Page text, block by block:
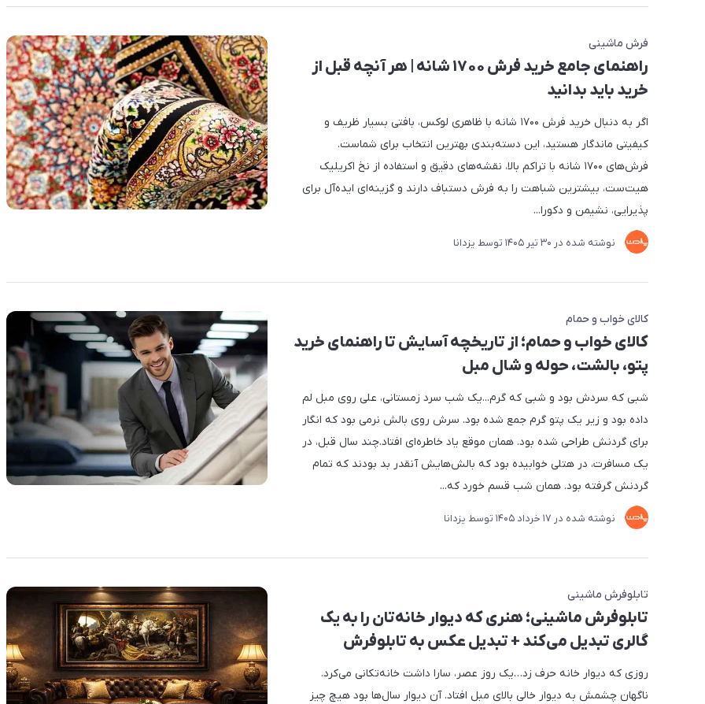
فرش ماشینی
راهنمای جامع خرید فرش ۱۷۰۰ شانه | هر آنچه قبل از
خرید باید بدانید
اگر به دنبال خرید فرش ۱۷۰۰ شانه با ظاهری لوکس، بافتی بسیار ظریف و
کیفیتی ماندگار هستید، این دسته‌بندی بهترین انتخاب برای شماست.
فرش‌های ۱۷۰۰ شانه با تراکم بالا، نقشه‌های دقیق و استفاده از نخ اکریلیک
هیت‌ست، بیشترین شباهت را به فرش دستباف دارند و گزینه‌ای ایده‌آل برای
پذیرایی، نشیمن و دکورا...
نوشته شده در 30 تير 1405 توسط یزدانا
کالای خواب و حمام
کالای خواب و حمام؛ از تاریخچه آسایش تا راهنمای خرید
پتو، بالشت، حوله و شال مبل
شبی که سردش بود و شبی که گرم...یک شب سرد زمستانی، علی روی مبل لم
داده بود و زیر یک پتو گرم جمع شده بود. سرش روی بالش نرمی بود که انگار
برای گردنش طراحی شده بود. همان موقع یاد خاطره‌ای افتاد.چند سال قبل، در
یک مسافرت، در هتلی خوابیده بود که بالش‌هایش آنقدر بد بودند که تمام
گردنش گرفته بود. همان شب قسم خورد که...
نوشته شده در 17 خرداد 1405 توسط یزدانا
تابلوفرش ماشینی
تابلوفرش ماشینی؛ هنری که دیوار خانه‌تان را به یک
گالری تبدیل می‌کند + تبدیل عکس به تابلوفرش
روزی که دیوار خانه حرف زد…یک روز عصر، سارا داشت خانه‌تکانی می‌کرد.
ناگهان چشمش به دیوار خالی بالای مبل افتاد. آن دیوار سال‌ها بود هیچ چیز